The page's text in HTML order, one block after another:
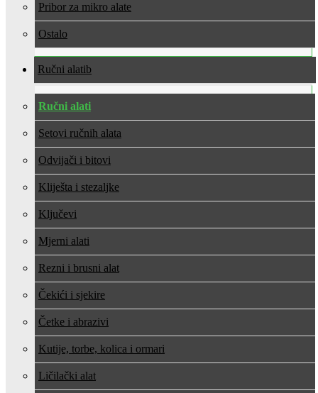
Pribor za mikro alate
Ostalo
Ručni alati
Ručni alati
Setovi ručnih alata
Odvijači i bitovi
Kliješta i stezaljke
Ključevi
Mjerni alati
Rezni i brusni alat
Čekići i sjekire
Četke i abrazivi
Kutije, torbe, kolica i ormari
Ličilački alat